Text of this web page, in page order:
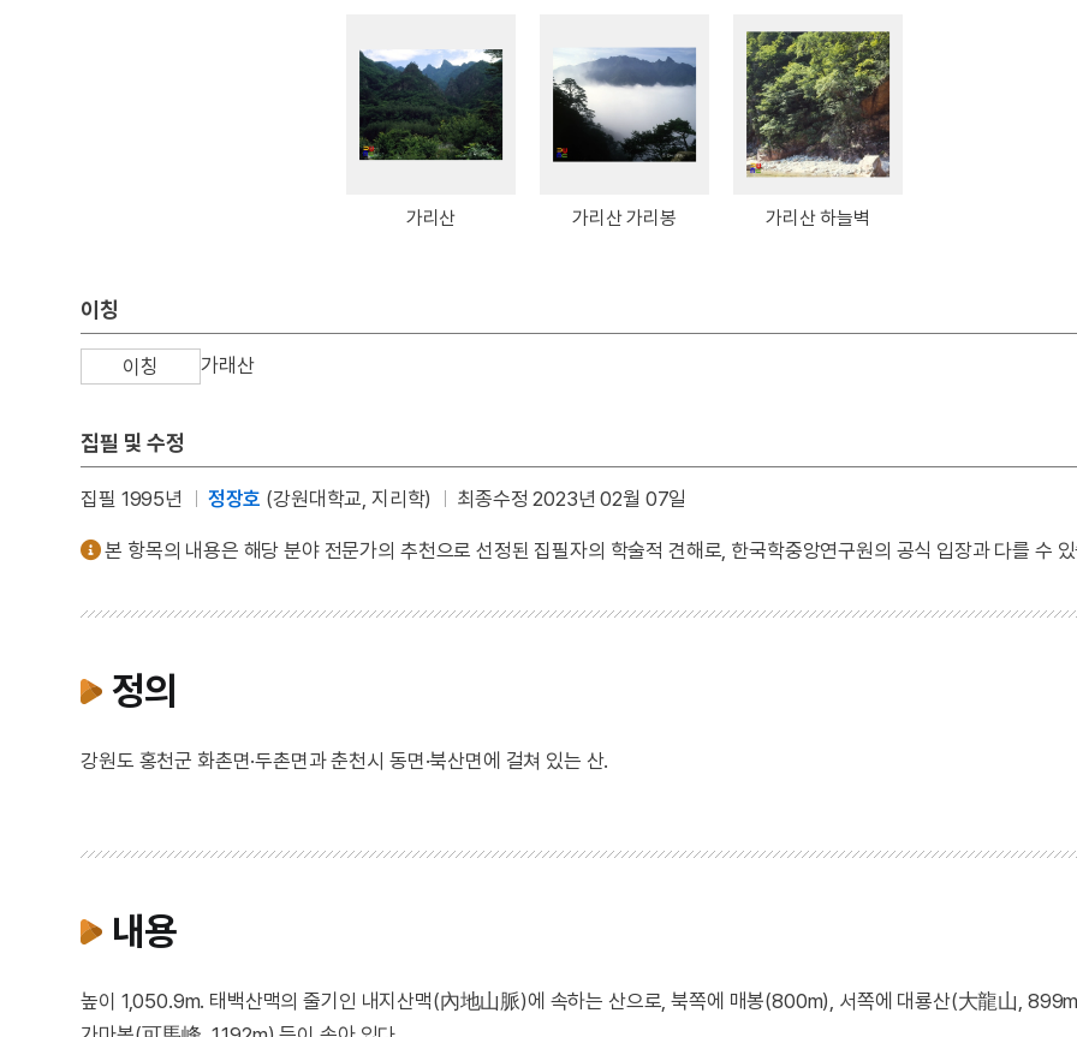
가리산 가리산 가리봉 가리산 하늘벽
이칭
이칭 가래산
집필 및 수정
집필 1995년 정장호 (강원대학교, 지리학) 최종수정 2023년 02월 07일
본 항목의 내용은 해당 분야 전문가의 추천으로 선정된 집필자의 학술적 견해로, 한국학중앙연구원의 공식 입장과 다를 수
정의
강원도 홍천군 화촌면·두촌면과 춘천시 동면·북산면에 걸쳐 있는 산.
내용
높이 1,050.9m. 태백산맥의 줄기인 내지산맥(內地山脈)에 속하는 산으로, 북쪽에 매봉(800m), 서쪽에 대룡산(大龍山,